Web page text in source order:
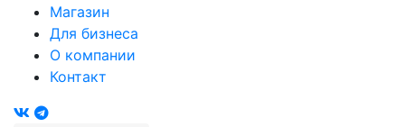
Магазин
Для бизнеса
О компании
Контакт